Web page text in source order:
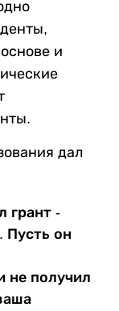
и
дал
грант -
Пусть он
не получил